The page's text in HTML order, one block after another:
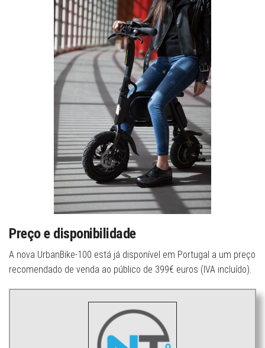
Preço e disponibilidade
A nova UrbanBike-100 está já disponível em Portugal a um preço
recomendado de venda ao público de 399€ euros (IVA incluído).